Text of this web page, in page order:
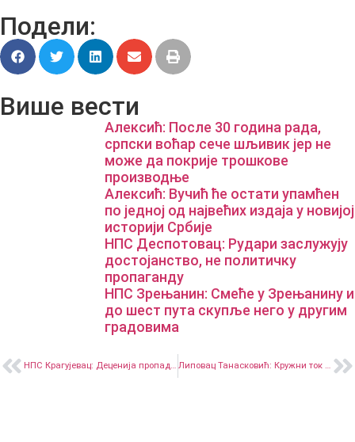
Подели:
Више вести
Алексић: После 30 година рада,
српски воћар сече шљивик јер не
може да покрије трошкове
производњe
Алексић: Вучић ће остати упамћен
по једној од највећих издаја у новијој
историји Србије
НПС Деспотовац: Рудари заслужују
достојанство, не политичку
пропаганду
НПС Зрењанин: Смеће у Зрењанину и
до шест пута скупље него у другим
градовима